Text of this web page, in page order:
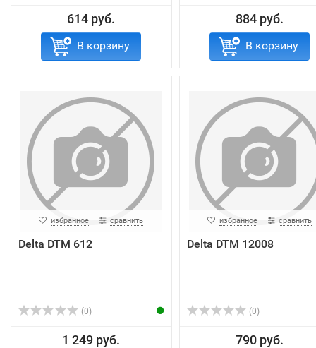
614 руб.
В корзину
884 руб.
В корзину
избранное сравнить
Delta DTM 612
(0)
1 249 руб.
избранное сравнить
Delta DTM 12008
(0)
790 руб.